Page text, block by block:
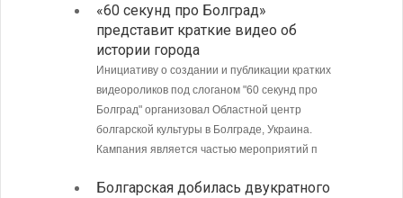
«60 секунд про Болград»
представит краткие видео об
истории города
Инициативу о создании и публикации кратких
видеороликов под слоганом "60 секунд про
Болград" организовал Областной центр
болгарской культуры в Болграде, Украина.
Кампания является частью мероприятий п
Болгарская добилась двукратного